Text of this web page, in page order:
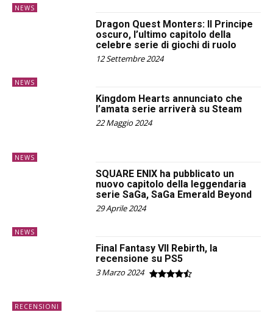
NEWS
NEWS
Dragon Quest Monters: Il Principe
oscuro, l’ultimo capitolo della
celebre serie di giochi di ruolo
12 Settembre 2024
NEWS
Kingdom Hearts annunciato che
l’amata serie arriverà su Steam
22 Maggio 2024
NEWS
SQUARE ENIX ha pubblicato un
nuovo capitolo della leggendaria
serie SaGa, SaGa Emerald Beyond
29 Aprile 2024
RECENSIONI
Final Fantasy VII Rebirth, la
recensione su PS5
3 Marzo 2024